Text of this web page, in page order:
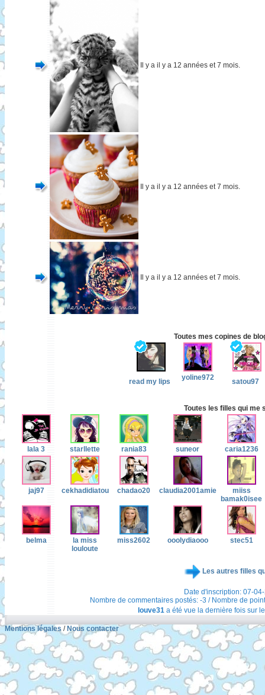
Il y a il y a 12 années et 7 mois.
Il y a il y a 12 années et 7 mois.
Il y a il y a 12 années et 7 mois.
Toutes mes copines de
read my lips yoline972 satou97
Toutes les filles qui me
lala 3 starllette rania83 suneor caria1236
jaj97 cekhadidiatou chadao20 claudia2001amie
miiss
bamak0isee
belma
la miss
louloute
miss2602 ooolydiaooo stec51
Les autres filles
Date d'inscription: 07-
Nombre de commentaires postés: -3 / Nombre de
louve31 a été vue la dernière fois sur
Mentions légales / Nous contacter